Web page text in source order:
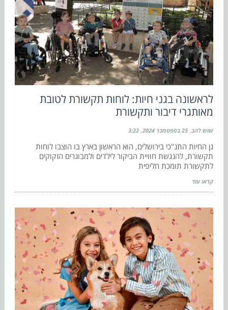
לראשונה בגני חיות: לוחות תקשורת לטובת
מאותגרי דיבור ותקשורת
שוש להב 25 בספטמבר 2024 3:22
גן החיות התנ"כי בירושלים, הוא הראשון בארץ בו הוצבו לוחות
תקשורת, להנגשת חוויית הביקור לילדים ולמבוגרים הזקוקים
לתקשורת תומכת חליפית
קראו עוד